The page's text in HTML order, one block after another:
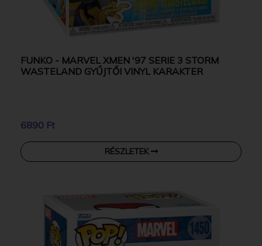
FUNKO - MARVEL XMEN '97 SERIE 3 STORM
WASTELAND GYŰJTŐI VINYL KARAKTER
6890 Ft
RÉSZLETEK